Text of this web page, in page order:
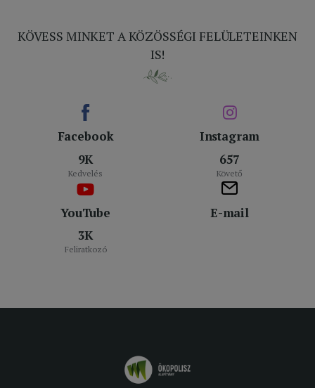
KÖVESS MINKET A KÖZÖSSÉGI FELÜLETEINKEN
IS!
Facebook
9K
Kedvelés
Instagram
657
Követő
YouTube
3K
Feliratkozó
E-mail